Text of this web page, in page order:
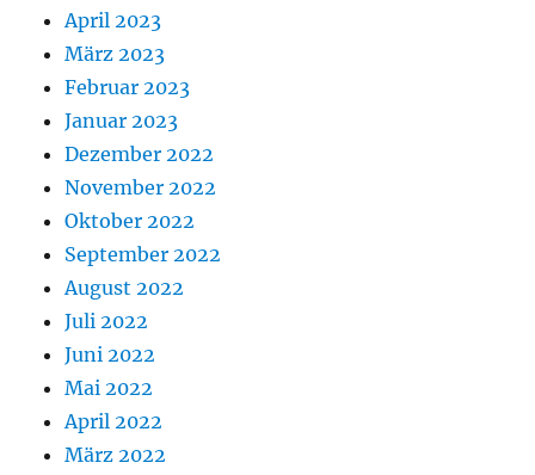
April 2023
März 2023
Februar 2023
Januar 2023
Dezember 2022
November 2022
Oktober 2022
September 2022
August 2022
Juli 2022
Juni 2022
Mai 2022
April 2022
März 2022